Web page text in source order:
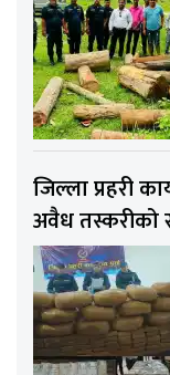
जिल्ला प्रहरी
अवैध तस्करीको